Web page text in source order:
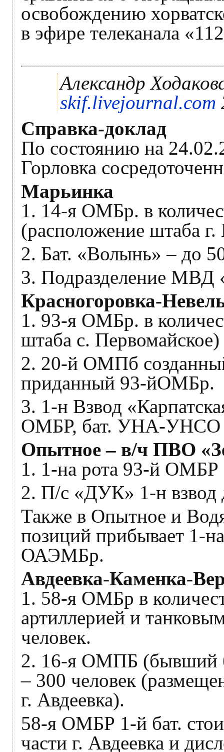
освобождению
в эфире телеканала
Александр
skif.livejournal.com
Справка-доклад
По состоянию на
Горловка
Марьинка
1. 14-я ОМБр. в
(расположение штаба г.
2. Бат. «Волынь» – до
3. Подразделение МВД
Красногоровка-
1. 93-я ОМБр. в
штаба с. Первомайское)
2. 20-й ОМПб
приданный 93-йОМБр.
3. 1-н Взвод
ОМБР, бат. УНА-УНСО в
Опытное – в/ч ПВО
1. 1-на рота 93-й ОМБР
2. П/с «ДУК» 1-н взвод
Также в Опытное и
позиций прибывает 1-
ОАЭМБр.
Авдеевка-Каменка-
1. 58-я ОМБр в
артиллерией и
человек.
2. 16-я ОМПБ (бывший
– 300 человек
г. Авдеевка).
58-я ОМБР 1-й бат.
части г. Авдеевка и